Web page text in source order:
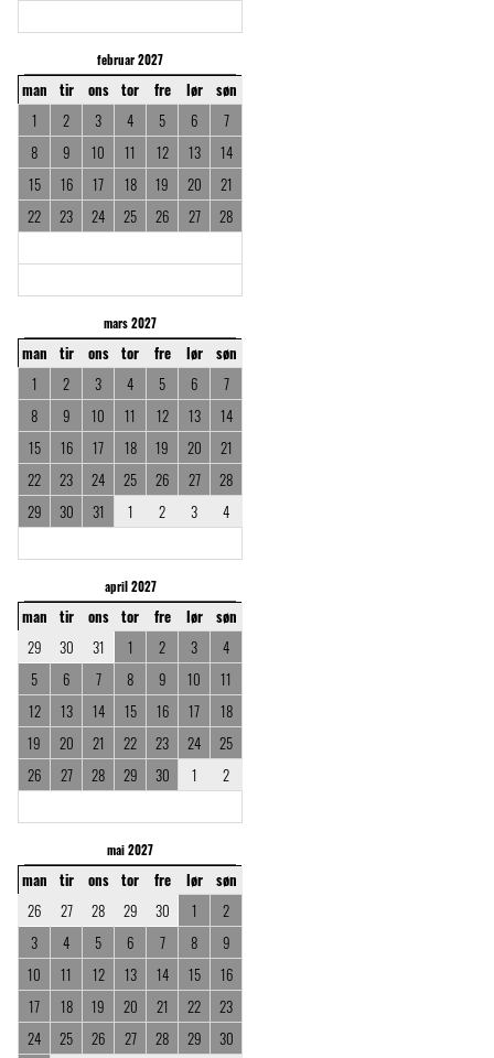
februar 2027
man tir ons tor fre lør
søn
1
2 3 4 5 6
7
8
9 10 11 12 13
14
15
16 17 18 19 20
21
22
23 24 25 26 27 28
mars 2027
man tir ons tor fre lør
søn
1
2 3 4 5 6
7
8
9 10 11 12 13
14
15
16 17 18 19 20
21
22
23 24 25 26 27
28
29
30 31 1 2 3 4
april 2027
man tir ons tor fre lør
søn
29
30 31 1 2 3
4
5
6 7 8 9 10
11
12
13 14 15 16 17
18
19
20 21 22 23 24
25
26
27 28 29 30 1 2
mai 2027
man tir ons tor fre lør
søn
26
27 28 29 30 1
2
3
4 5 6 7 8
9
10
11 12 13 14 15
16
17
18 19 20 21 22
23
24
25 26 27 28 29
30